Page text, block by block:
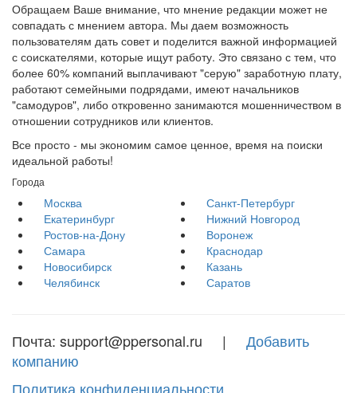
Обращаем Ваше внимание, что мнение редакции может не
совпадать с мнением автора. Мы даем возможность
пользователям дать совет и поделится важной информацией
с соискателями, которые ищут работу. Это связано с тем, что
более 60% компаний выплачивают "серую" заработную плату,
работают семейными подрядами, имеют начальников
"самодуров", либо откровенно занимаются мошенничеством в
отношении сотрудников или клиентов.
Все просто - мы экономим самое ценное, время на поиски
идеальной работы!
Города
Москва
Санкт-Петербург
Екатеринбург
Нижний Новгород
Ростов-на-Дону
Воронеж
Самара
Краснодар
Новосибирск
Казань
Челябинск
Саратов
Почта: support@ppersonal.ru | Добавить
компанию
Политика конфиденциальности